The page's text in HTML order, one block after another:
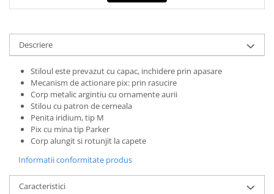
Descriere
Stiloul este prevazut cu capac, inchidere prin apasare
Mecanism de actionare pix: prin rasucire
Corp metalic argintiu cu ornamente aurii
Stilou cu patron de cerneala
Penita iridium, tip M
Pix cu mina tip Parker
Corp alungit si rotunjit la capete
Informatii conformitate produs
Caracteristici